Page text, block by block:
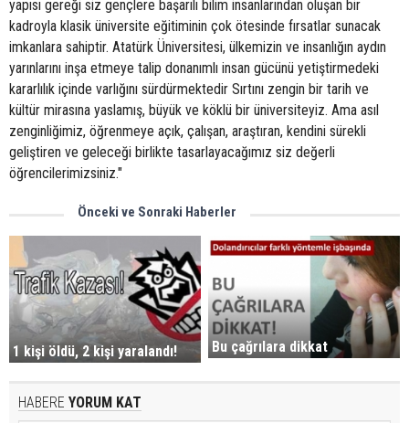
yapısı gereği siz gençlere başarılı bilim insanlarından oluşan bir
kadroyla klasik üniversite eğitiminin çok ötesinde fırsatlar sunacak
imkanlara sahiptir. Atatürk Üniversitesi, ülkemizin ve insanlığın aydın
yarınlarını inşa etmeye talip donanımlı insan gücünü yetiştirmedeki
kararlılık içinde varlığını sürdürmektedir Sırtını zengin bir tarih ve
kültür mirasına yaslamış, büyük ve köklü bir üniversiteyiz. Ama asıl
zenginliğimiz, öğrenmeye açık, çalışan, araştıran, kendini sürekli
geliştiren ve geleceği birlikte tasarlayacağımız siz değerli
öğrencilerimizsiniz."
Önceki ve Sonraki Haberler
1 kişi öldü, 2 kişi yaralandı! Bu çağrılara dikkat
HABERE YORUM KAT